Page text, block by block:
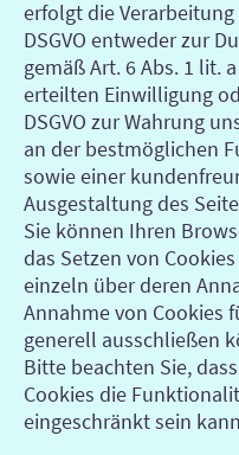
erfolgt die Verarbeitung
DSGVO entweder zur
gemäß Art. 6 Abs. 1 lit.
erteilten Einwilligung
DSGVO zur Wahrung
an der bestmöglichen
sowie einer
Ausgestaltung des
Sie können Ihren
das Setzen von
einzeln über deren
Annahme von Cookies
generell ausschließen
Bitte beachten Sie,
Cookies die
eingeschränkt sein